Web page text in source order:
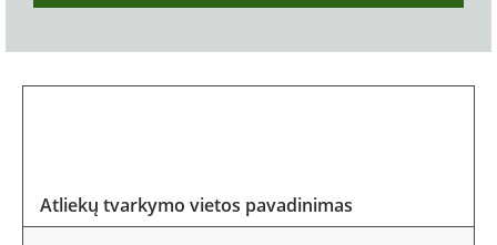
Atliekų tvarkymo vietos pavadinimas